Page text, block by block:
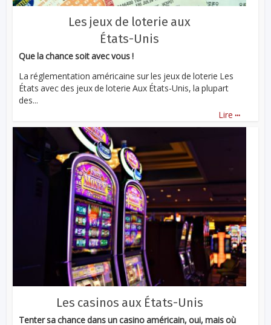
Les jeux de loterie aux
États-Unis
Que la chance soit avec vous !
La réglementation américaine sur les jeux de loterie Les
États avec des jeux de loterie Aux États-Unis, la plupart
des...
Lire ...
Les casinos aux États-Unis
Tenter sa chance dans un casino américain, oui, mais où